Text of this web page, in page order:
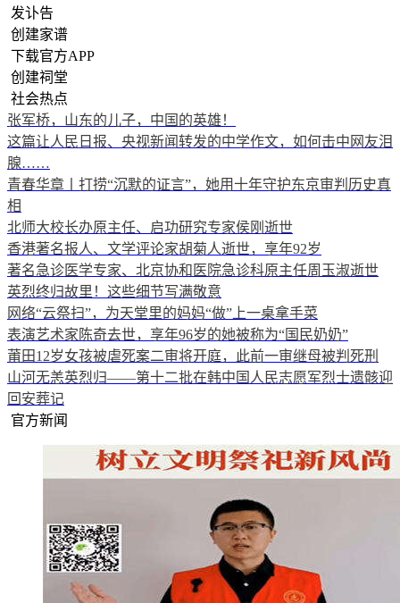
发讣告
创建家谱
下载官方APP
创建祠堂
社会热点
张军桥，山东的儿子，中国的英雄！
这篇让人民日报、央视新闻转发的中学作文，如何击中网友泪
腺……
青春华章丨打捞“沉默的证言”，她用十年守护东京审判历史真
相
北师大校长办原主任、启功研究专家侯刚逝世
香港著名报人、文学评论家胡菊人逝世，享年92岁
著名急诊医学专家、北京协和医院急诊科原主任周玉淑逝世
英烈终归故里！这些细节写满敬意
网络“云祭扫”，为天堂里的妈妈“做”上一桌拿手菜
表演艺术家陈奇去世，享年96岁的她被称为“国民奶奶”
莆田12岁女孩被虐死案二审将开庭，此前一审继母被判死刑
山河无恙英烈归——第十二批在韩中国人民志愿军烈士遗骸迎
回安葬记
官方新闻